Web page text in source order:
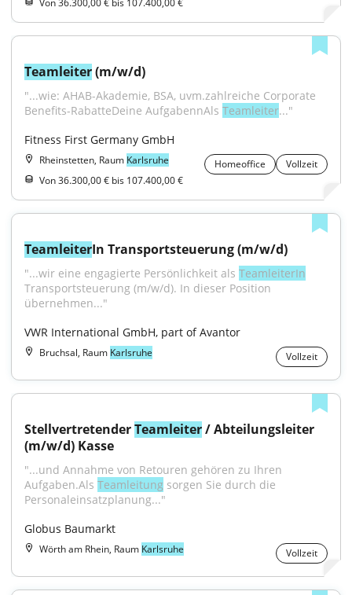
Von 36.300,00 € bis 107.400,00 €
Teamleiter (m/w/d)
"...wie: AHAB-Akademie, BSA, uvm.zahlreiche Corporate
Benefits-RabatteDeine AufgabennAls Teamleiter..."
Fitness First Germany GmbH
Rheinstetten, Raum Karlsruhe Homeoffice
Vollzeit
Von 36.300,00 € bis 107.400,00 €
TeamleiterIn Transportsteuerung (m/w/d)
"...wir eine engagierte Persönlichkeit als TeamleiterIn
Transportsteuerung (m/w/d). In dieser Position
übernehmen..."
VWR International GmbH, part of Avantor
Bruchsal, Raum Karlsruhe Vollzeit
Stellvertretender Teamleiter / Abteilungsleiter
(m/w/d) Kasse
"...und Annahme von Retouren gehören zu Ihren
Aufgaben.Als Teamleitung sorgen Sie durch die
Personaleinsatzplanung..."
Globus Baumarkt
Wörth am Rhein, Raum Karlsruhe Vollzeit